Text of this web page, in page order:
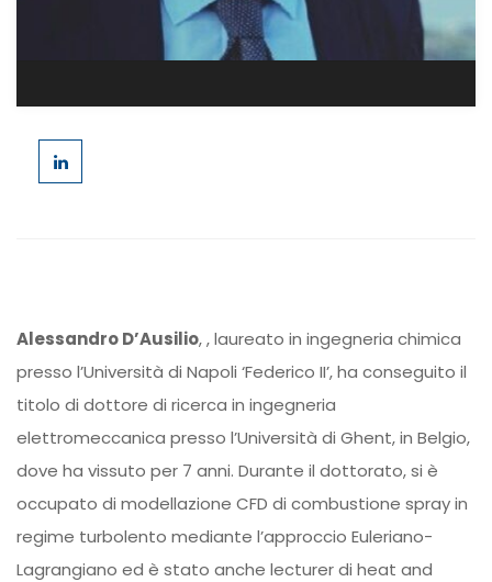
Alessandro D’Ausilio, , laureato in ingegneria chimica
presso l’Università di Napoli ‘Federico II’, ha conseguito il
titolo di dottore di ricerca in ingegneria
elettromeccanica presso l’Università di Ghent, in Belgio,
dove ha vissuto per 7 anni. Durante il dottorato, si è
occupato di modellazione CFD di combustione spray in
regime turbolento mediante l’approccio Euleriano-
Lagrangiano ed è stato anche lecturer di heat and